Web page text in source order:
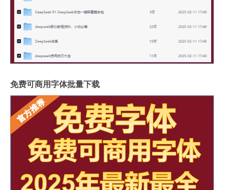
免费可商用字体批量下载